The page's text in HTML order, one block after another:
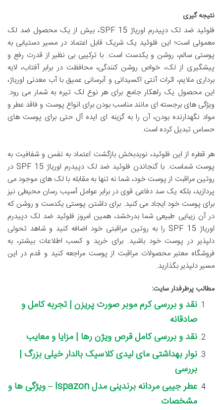
نتیجه گیری
فلوئید ضد لک دپیدرم اوریاژ SPF 15، بیش از یک محصول ضد لک
معمولی است؛ این فلوئید یک شریک قابل اعتماد در مسیر دستیابی به
پوستی سالم، روشن و یکدست است. با ترکیبی بی نظیر از قدرت رفع و
پیشگیری از لک، خواص روشن کنندگی، محافظت در برابر آفتاب، لایه
برداری ملایم، اثرات آنتی اکسیدانی و آبرسانی عمیق با آب معدنی اوریاژ،
این محصول یک راهکار جامع برای هر نوع لک تیره به شمار می رود.
ویژگی های برجسته ای مانند مناسب بودن برای انواع پوست و فاقد عطر و
مواد نگهدارنده بودن، آن را به گزینه ای ایده آل حتی برای پوست های
حساس تبدیل کرده است.
هر قطره از این فلوئید، نویدبخش بازگشت اعتماد به نفس و شفافیت به
پوست شماست. با گنجاندن فلوئید ضد لک دپیدرم اوریاژ SPF 15 در
روتین مراقبت از پوست خود، شما نه تنها به مقابله با لک های موجود می
پردازید، بلکه یک سد دفاعی قوی در برابر عوامل آسیب رسان محیطی نیز
برای پوست خود ایجاد می کنید. برای داشتن پوستی یکدست و روشن که
در آن زیبایی طبیعی شما بدرخشد، همین امروز فلوئید ضد لک دپیدرم
اوریاژ SPF 15 را به روتین مراقبتی خود اضافه کنید و شاهد تحولی
دلپذیر در پوست خود باشید. برای خرید و کسب اطلاعات بیشتر، به
فروشگاه معتبر محصولات مراقبت از پوست مراجعه کنید و قدم در این
مسیر دلپذیر بگذارید.
مطالب پرطرفدار سایت:
نقد و بررسی کرم موبر صورت پریزن | تجربه کامل و
صادقانه
نقد و بررسی کامل قرص ویژن رها | مزایا و معایب
نوار بهداشتی مای لیدی کلاسیک بالدار خیلی بزرگ |
بررسی
عطر جیبی مردانه برندینی مدل Ispazon – ویژگی ها و
مشخصات